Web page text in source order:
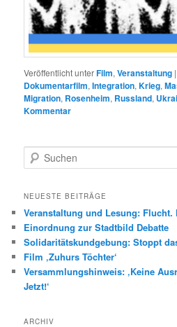
Veröffentlicht unterFilm,Veranstaltung
Dokumentarfilm,Integration,Krieg,
Migration, Rosenheim, Russland,
Kommentar
u
h
n
NEUESTE BEITRÄGE
Veranstaltung und Lesung: Flucht.
Einordnung zur Stadtbild Debatte
Solidaritätskundgebung: Stoppt
Film ‚Zuhurs Töchter‘
Versammlungshinweis: ‚Keine
Jetzt!‘
ARCHIV